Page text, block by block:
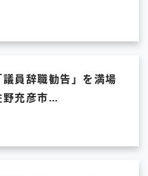
員辞職勧告」を満場
充彦市…